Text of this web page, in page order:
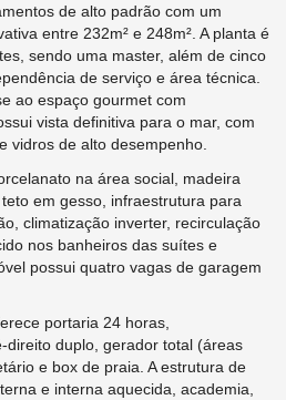
de alto padrão com um
entre 232m² e 248m². A planta é
sendo uma master, além de cinco
de serviço e área técnica.
ao espaço gourmet com
vista definitiva para o mar, com
vidros de alto desempenho.
na área social, madeira
em gesso, infraestrutura para
climatização inverter, recirculação
nos banheiros das suítes e
possui quatro vagas de garagem
portaria 24 horas,
direito duplo, gerador total (áreas
e box de praia. A estrutura de
e interna aquecida, academia,